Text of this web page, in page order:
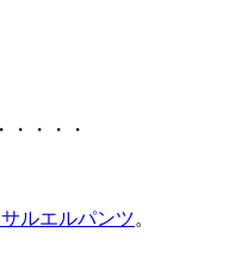
・・・・
ルエルパンツ。